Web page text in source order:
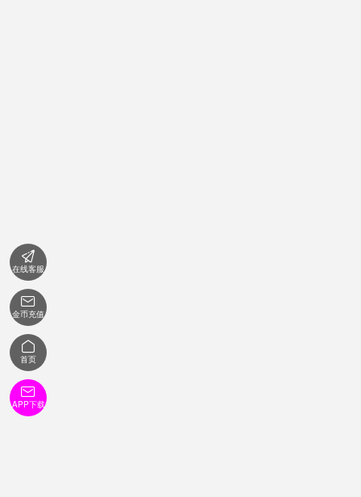

在线客服

金币充值

首页

APP下载